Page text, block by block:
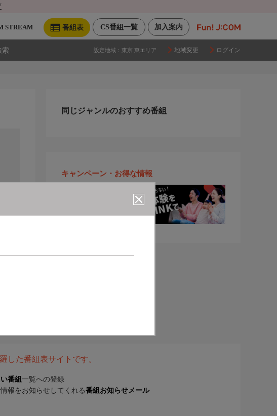
加入案内
CS番組一覧
番組表
STREAM
索 設定地域： 東京 東エリア 地域変更 ログイン
同じジャンルのおすすめ番組
キャンペーン・お得な情報
した番組表サイトです。
番組 一覧への登録
報をお知らせしてくれる番組お知らせメール